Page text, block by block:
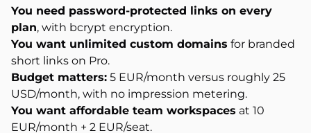
You need password-protected links on every
plan, with bcrypt encryption.
You want unlimited custom domains for branded
short links on Pro.
Budget matters: 5 EUR/month versus roughly 25
USD/month, with no impression metering.
You want affordable team workspaces at 10
EUR/month + 2 EUR/seat.